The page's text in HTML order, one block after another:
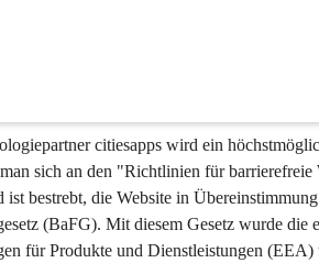
citiesapps wird ein
sich an den "Richtlinien für
bestrebt, die Website in
(BaFG). Mit diesem Gesetz wurde
für Produkte und Dienstleistungen